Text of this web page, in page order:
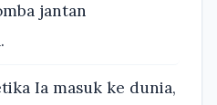
jantan
Ia masuk ke dunia,